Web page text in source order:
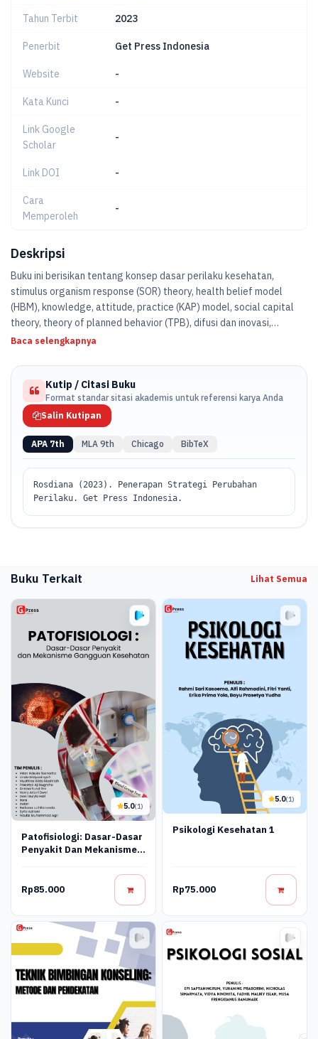
Tahun Terbit 2023
Penerbit Get Press Indonesia
Website -
Kata Kunci -
Link Google
Scholar
-
Link DOI -
Cara
Memperoleh
-
Deskripsi
Buku ini berisikan tentang konsep dasar perilaku kesehatan,
stimulus organism response (SOR) theory, health belief model
(HBM), knowledge, attitude, practice (KAP) model, social capital
theory, theory of planned behavior (TPB), difusi dan inovasi,
bentuk-bentuk perubahan perilaku, community readiness model
Baca selengkapnya
Kutip / Citasi Buku
Format standar sitasi akademis untuk referensi karya Anda
Salin Kutipan
APA 7th MLA 9th Chicago BibTeX
Rosdiana (2023). Penerapan Strategi Perubahan
Perilaku. Get Press Indonesia.
Buku Terkait Lihat Semua
5.0(1)
Patofisiologi: Dasar-Dasar
Penyakit Dan Mekanisme
Rp85.000
5.0(1)
Psikologi Kesehatan 1
Rp75.000